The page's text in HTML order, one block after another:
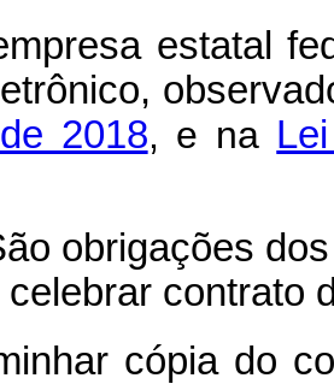
estatal
2018, e na
obrigações
contrato
cópia do